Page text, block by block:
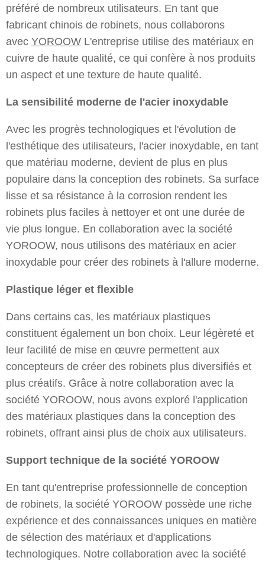
préféré de nombreux utilisateurs. En tant que
fabricant chinois de robinets, nous collaborons
avec YOROOW L'entreprise utilise des matériaux en
cuivre de haute qualité, ce qui confère à nos produits
un aspect et une texture de haute qualité.
La sensibilité moderne de l'acier inoxydable
Avec les progrès technologiques et l'évolution de
l'esthétique des utilisateurs, l'acier inoxydable, en tant
que matériau moderne, devient de plus en plus
populaire dans la conception des robinets. Sa surface
lisse et sa résistance à la corrosion rendent les
robinets plus faciles à nettoyer et ont une durée de
vie plus longue. En collaboration avec la société
YOROOW, nous utilisons des matériaux en acier
inoxydable pour créer des robinets à l'allure moderne.
Plastique léger et flexible
Dans certains cas, les matériaux plastiques
constituent également un bon choix. Leur légèreté et
leur facilité de mise en œuvre permettent aux
concepteurs de créer des robinets plus diversifiés et
plus créatifs. Grâce à notre collaboration avec la
société YOROOW, nous avons exploré l'application
des matériaux plastiques dans la conception des
robinets, offrant ainsi plus de choix aux utilisateurs.
Support technique de la société YOROOW
En tant qu'entreprise professionnelle de conception
de robinets, la société YOROOW possède une riche
expérience et des connaissances uniques en matière
de sélection des matériaux et d'applications
technologiques. Notre collaboration avec la société